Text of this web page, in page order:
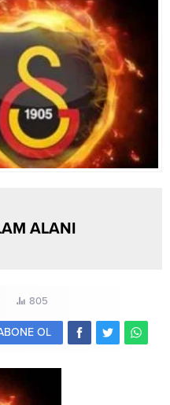
ALANI
805
OL